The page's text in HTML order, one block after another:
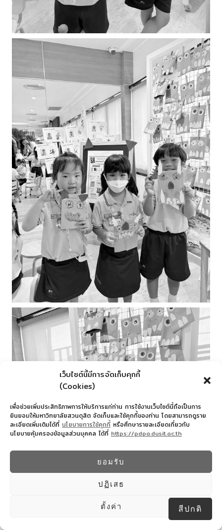
เว็บไซต์นี้มีการจัดเก็บคุกกี้
(Cookies)
เพื่อช่วยเพิ่มประสิทธิภาพการให้บริการแก่ท่าน การใช้งานเว็บไซต์นี้ถือเป็นการ
ยินยอมให้มหาวิทยาลัยสวนดุสิต จัดเก็บและใช้คุกกี้ของท่าน โดยสามารถดูราย
ละเอียดเพิ่มเติมได้ที่ นโยบายการใช้คุกกี้ หรือศึกษารายละเอียดเกี่ยวกับ
นโยบายคุ้มครองข้อมูลส่วนบุคคล ได้ที่ https://pdpa.dusit.ac.th
ยอมรับ
ปฏิเสธ
ตั้งค่า สีปกติ